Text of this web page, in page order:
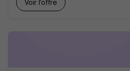
Voir l’offre